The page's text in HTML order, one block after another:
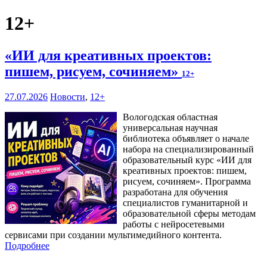
12+
«ИИ для креативных проектов:
пишем, рисуем, сочиняем» 12+
27.07.2026 Новости, 12+
Вологодская областная
универсальная научная
библиотека объявляет о начале
набора на специализированный
образовательный курс «ИИ для
креативных проектов: пишем,
рисуем, сочиняем». Программа
разработана для обучения
специалистов гуманитарной и
образовательной сферы методам
работы с нейросетевыми
сервисами при создании мультимедийного контента.
Подробнее